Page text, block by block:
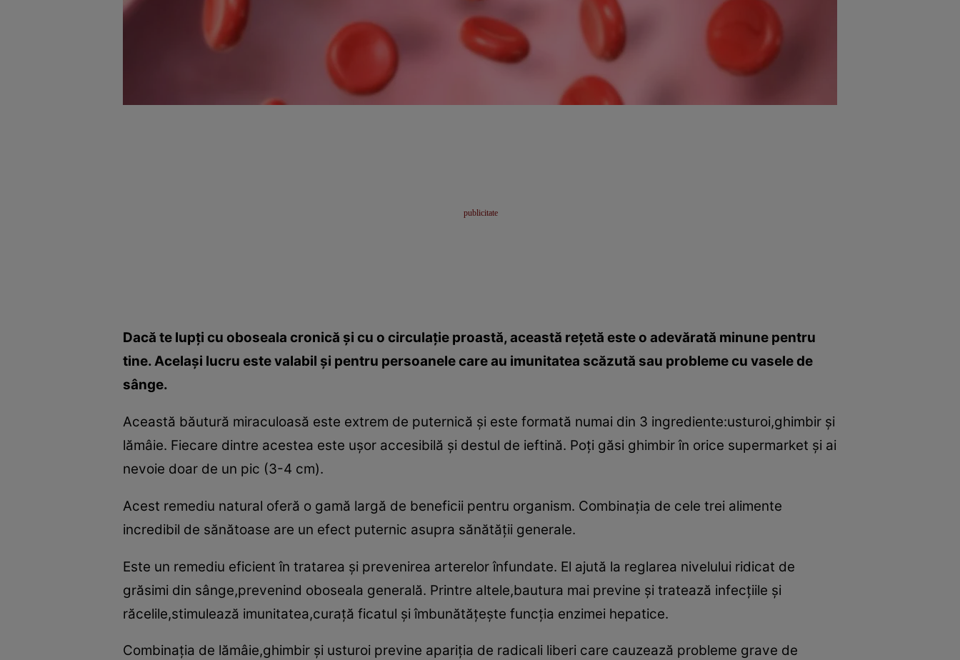
Dacă te lupţi cu oboseala cronică şi cu o circulaţie proastă, această reţetă este o adevărată minune pentru
tine. Acelaşi lucru este valabil şi pentru persoanele care au imunitatea scăzută sau probleme cu vasele de
sânge.
Această băutură miraculoasă este extrem de puternică şi este formată numai din 3 ingrediente:usturoi,ghimbir şi
lămâie. Fiecare dintre acestea este uşor accesibilă şi destul de ieftină. Poţi găsi ghimbir în orice supermarket şi ai
nevoie doar de un pic (3-4 cm).
Acest remediu natural oferă o gamă largă de beneficii pentru organism. Combinaţia de cele trei alimente
incredibil de sănătoase are un efect puternic asupra sănătăţii generale.
Este un remediu eficient în tratarea şi prevenirea arterelor înfundate. El ajută la reglarea nivelului ridicat de
grăsimi din sânge,prevenind oboseala generală. Printre altele,bautura mai previne şi tratează infecţiile şi
răcelile,stimulează imunitatea,curaţă ficatul şi îmbunătăţeşte funcţia enzimei hepatice.
Combinaţia de lămâie,ghimbir şi usturoi previne apariţia de radicali liberi care cauzează probleme grave de